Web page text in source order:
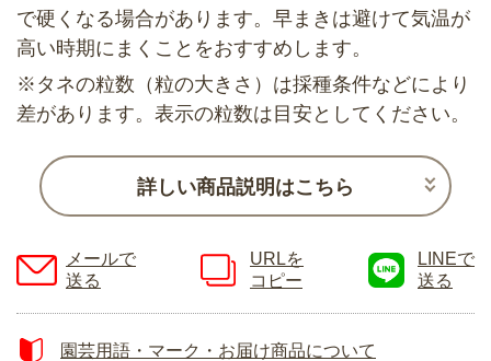
で硬くなる場合があります。早まきは避けて気温が
高い時期にまくことをおすすめします。
※タネの粒数（粒の大きさ）は採種条件などにより
差があります。表示の粒数は目安としてください。
詳しい商品説明はこちら
メールで
送る
URLを
コピー
LINEで
送る
園芸用語・マーク・お届け商品について